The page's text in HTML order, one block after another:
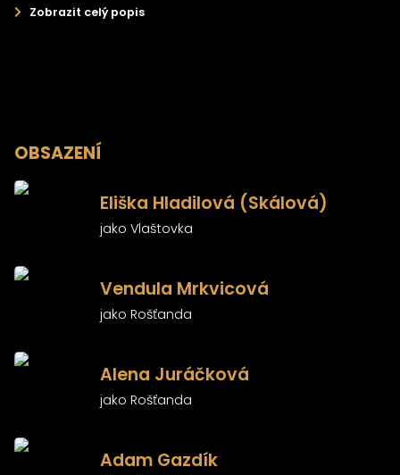
které ve stodole náhodou narazí na záhadného
s cynickým světem dospělých a je emotivním
s realitou.
Zdroj fotografií k inscenaci:
Zobrazit celý popis
OBSAZENÍ
) Eliška Hladilová (Skálová)
jako Vlaštovka
) Vendula Mrkvicová
jako Rošťanda
) Alena Juráčková
jako Rošťanda
) Adam Gazdík